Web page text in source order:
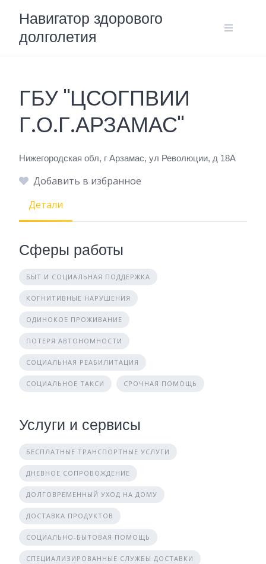
content
Навигатор здорового
долголетия
ГБУ "ЦСОГПВИИ
Г.О.Г.АРЗАМАС"
Нижегородская обл, г Арзамас, ул Революции, д 18А
Добавить в избранное
Детали
Сферы работы
БЫТ И СОЦИАЛЬНАЯ ПОДДЕРЖКА
КОГНИТИВНЫЕ НАРУШЕНИЯ
ОДИНОКОЕ ПРОЖИВАНИЕ
ПОТЕРЯ АВТОНОМНОСТИ
СОЦИАЛЬНАЯ РЕАБИЛИТАЦИЯ
СОЦИАЛЬНОЕ ТАКСИ СРОЧНАЯ ПОМОЩЬ
Услуги и сервисы
БЕСПЛАТНЫЕ ТРАНСПОРТНЫЕ УСЛУГИ
ДНЕВНОЕ СОПРОВОЖДЕНИЕ
ДОЛГОВРЕМЕННЫЙ УХОД НА ДОМУ
ДОСТАВКА ПРОДУКТОВ
СОЦИАЛЬНО-БЫТОВАЯ ПОМОЩЬ
СПЕЦИАЛИЗИРОВАННЫЕ СЛУЖБЫ ДОСТАВКИ